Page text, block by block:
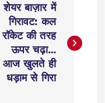
शेयर बाज़ार में
गिरावट: कल
रॉकेट की तरह
ऊपर चढ़ा…
आज खुलते ही
धड़ाम से गिरा